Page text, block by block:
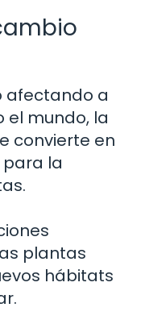
afectando a
el mundo, la
convierte en
la
plantas
hábitats